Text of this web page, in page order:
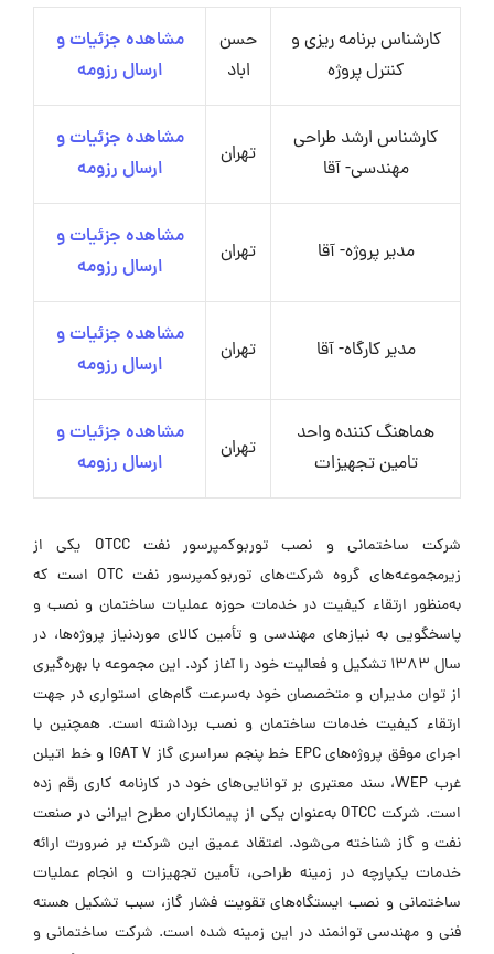
کارشناس برنامه ریزی و
کنترل پروژه
حسن
اباد
مشاهده جزئیات و
ارسال رزومه
کارشناس ارشد طراحی
مهندسی- آقا
تهران
مشاهده جزئیات و
ارسال رزومه
مدیر پروژه- آقا تهران
مشاهده جزئیات و
ارسال رزومه
مدیر کارگاه- آقا تهران
مشاهده جزئیات و
ارسال رزومه
هماهنگ کننده واحد
تامین تجهیزات
تهران
مشاهده جزئیات و
ارسال رزومه
شرکت ساختمانی و نصب توربوکمپرسور نفت OTCC یکی از
زیرمجموعه‌های گروه شرکت‌های توربوکمپرسور نفت OTC است که
به‌منظور ارتقاء کیفیت در خدمات حوزه عملیات ساختمان و نصب و
پاسخگویی به نیازهای مهندسی و تأمین کالای موردنیاز پروژه‌ها، در
سال 1383 تشکیل و فعالیت خود را آغاز کرد. این مجموعه با بهره‌گیری
از توان مدیران و متخصصان خود به‌سرعت گام‌های استواری در جهت
ارتقاء کیفیت خدمات ساختمان و نصب برداشته است. همچنین با
اجرای موفق پروژه‌های EPC خط پنجم سراسری گاز IGAT V و خط اتیلن
غرب WEP، سند معتبری بر توانایی‌های خود در کارنامه کاری رقم زده
است. شرکت OTCC به‌عنوان یکی از پیمانکاران مطرح ایرانی در صنعت
نفت و گاز شناخته می‌شود. اعتقاد عمیق این شرکت بر ضرورت ارائه
خدمات یکپارچه در زمینه طراحی، تأمین تجهیزات و انجام عملیات
ساختمانی و نصب ایستگاه‌های تقویت فشار گاز، سبب تشکیل هسته
فنی و مهندسی توانمند در این زمینه شده است. شرکت ساختمانی و